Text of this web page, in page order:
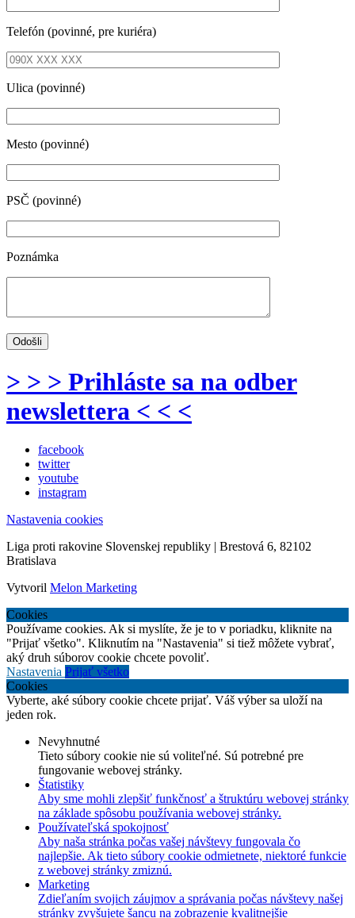
Telefón (povinné, pre kuriéra)
Ulica (povinné)
Mesto (povinné)
PSČ (povinné)
Poznámka
> > > Prihláste sa na odber
newslettera < < <
facebook
twitter
youtube
instagram
Nastavenia cookies
Liga proti rakovine Slovenskej republiky | Brestová 6, 82102
Bratislava
Vytvoril Melon Marketing
Cookies
Používame cookies. Ak si myslíte, že je to v poriadku, kliknite na
"Prijať všetko". Kliknutím na "Nastavenia" si tiež môžete vybrať,
aký druh súborov cookie chcete povoliť.
Nastavenia Prijať všetko
Cookies
Vyberte, aké súbory cookie chcete prijať. Váš výber sa uloží na
jeden rok.
Nevyhnutné
Tieto súbory cookie nie sú voliteľné. Sú potrebné pre
fungovanie webovej stránky.
Štatistiky
Aby sme mohli zlepšiť funkčnosť a štruktúru webovej stránky
na základe spôsobu používania webovej stránky.
Používateľská spokojnosť
Aby naša stránka počas vašej návštevy fungovala čo
najlepšie. Ak tieto súbory cookie odmietnete, niektoré funkcie
z webovej stránky zmiznú.
Marketing
Zdieľaním svojich záujmov a správania počas návštevy našej
stránky zvyšujete šancu na zobrazenie kvalitnejšie